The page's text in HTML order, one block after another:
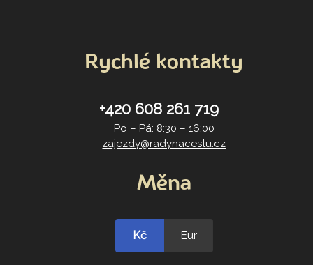
Rychlé kontakty
+420 608 261 719
Po – Pá: 8:30 – 16:00
zajezdy@radynacestu.cz
Měna
Kč Eur